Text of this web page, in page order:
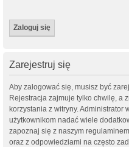
Zarejestruj się
Aby zalogować się, musisz być
Rejestracja zajmuje tylko chwilę, a
korzystania z witryny. Administrator
użytkownikom nadać wiele
zapoznaj się z naszym
oraz z odpowiedziami na często